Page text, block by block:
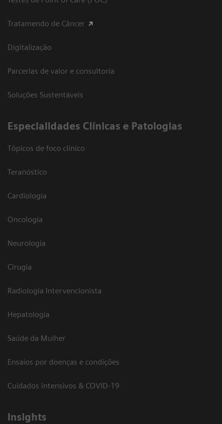
Tratamendo de Câncer
Digitalização
Parcerias de valor e consultoria
Soluções Sustentáveis
​Especialidades Clínicas e Patologias
Tópicos de foco clínico
Teranóstico
Cardiologia
Oncologia
Neurologia
Cirugia
Radiologia Intervencionista
Hepatologia
Saúde da Mulher
Ensaios por doenças e condições
Cuidados intensivos & COVID-19
Insights